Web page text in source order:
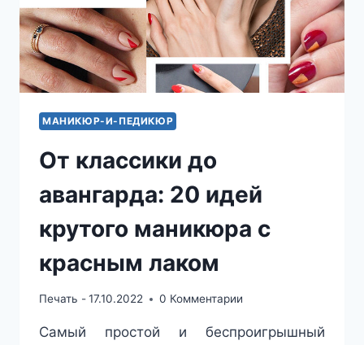
МАНИКЮР-И-ПЕДИКЮР
От классики до
авангарда: 20 идей
крутого маникюра с
красным лаком
Печать -17.10.2022 0 Комментарии
Самый простой и беспроигрышный